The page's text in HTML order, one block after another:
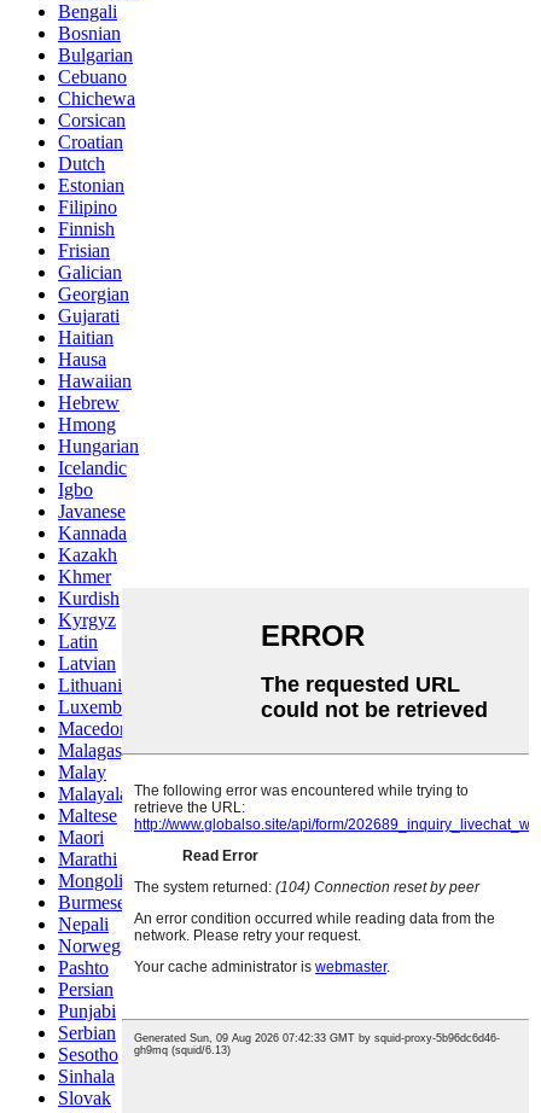
Bengali
Bosnian
Bulgarian
Cebuano
Chichewa
Corsican
Croatian
Dutch
Estonian
Filipino
Finnish
Frisian
Galician
Georgian
Gujarati
Haitian
Hausa
Hawaiian
Hebrew
Hmong
Hungarian
Icelandic
Igbo
Javanese
Kannada
Kazakh
Khmer
Kurdish
Kyrgyz
Latin
Latvian
Lithuanian
Luxembou..
Macedonian
Malagasy
Malay
Malayalam
Maltese
Maori
Marathi
Mongolian
Burmese
Nepali
Norwegian
Pashto
Persian
Punjabi
Serbian
Sesotho
Sinhala
Slovak